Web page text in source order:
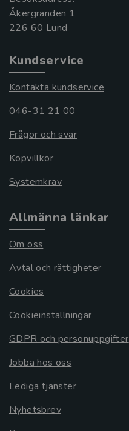
Åkergränden 1
Kundservice
Kontakta kundservice
046-31 21 00
Frågor och svar
Köpvillkor
Systemkrav
Allmänna länkar
Om oss
Avtal och rättigheter
Cookies
Cookieinställningar
GDPR och personuppgifter
Jobba hos oss
Lediga tjänster
Nyhetsbrev